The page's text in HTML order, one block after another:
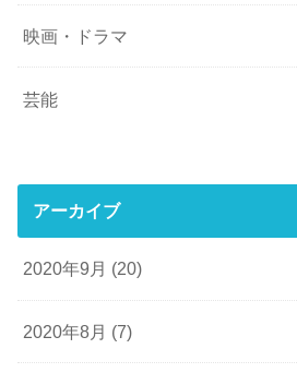
映画・ドラマ
芸能
アーカイブ
2020年9月 (20)
2020年8月 (7)